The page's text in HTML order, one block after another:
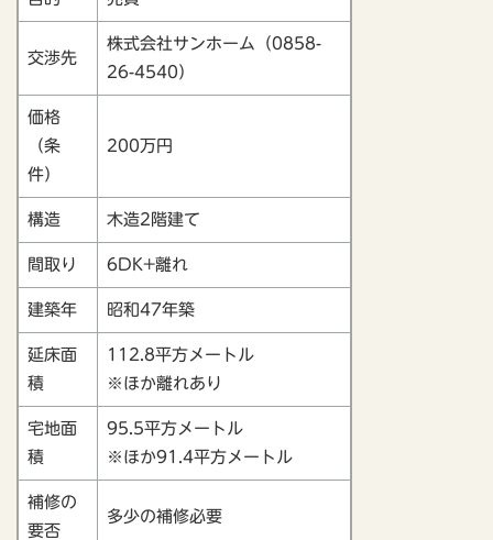
交渉先
株式会社サンホーム（0858-
26-4540）
価格
（条
件）
200万円
構造 木造2階建て
間取り 6DK+離れ
建築年 昭和47年築
延床面
積
112.8平方メートル
※ほか離れあり
宅地面
積
95.5平方メートル
※ほか91.4平方メートル
補修の
要否
多少の補修必要